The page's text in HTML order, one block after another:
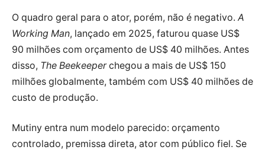
O quadro geral para o ator, porém, não é negativo. A
Working Man, lançado em 2025, faturou quase US$
90 milhões com orçamento de US$ 40 milhões. Antes
disso, The Beekeeperchegou a mais de US$ 150
milhões globalmente, também com US$ 40 milhões de
custo de produção.
Mutiny entra num modelo parecido: orçamento
controlado, premissa direta, ator com público fiel. Se